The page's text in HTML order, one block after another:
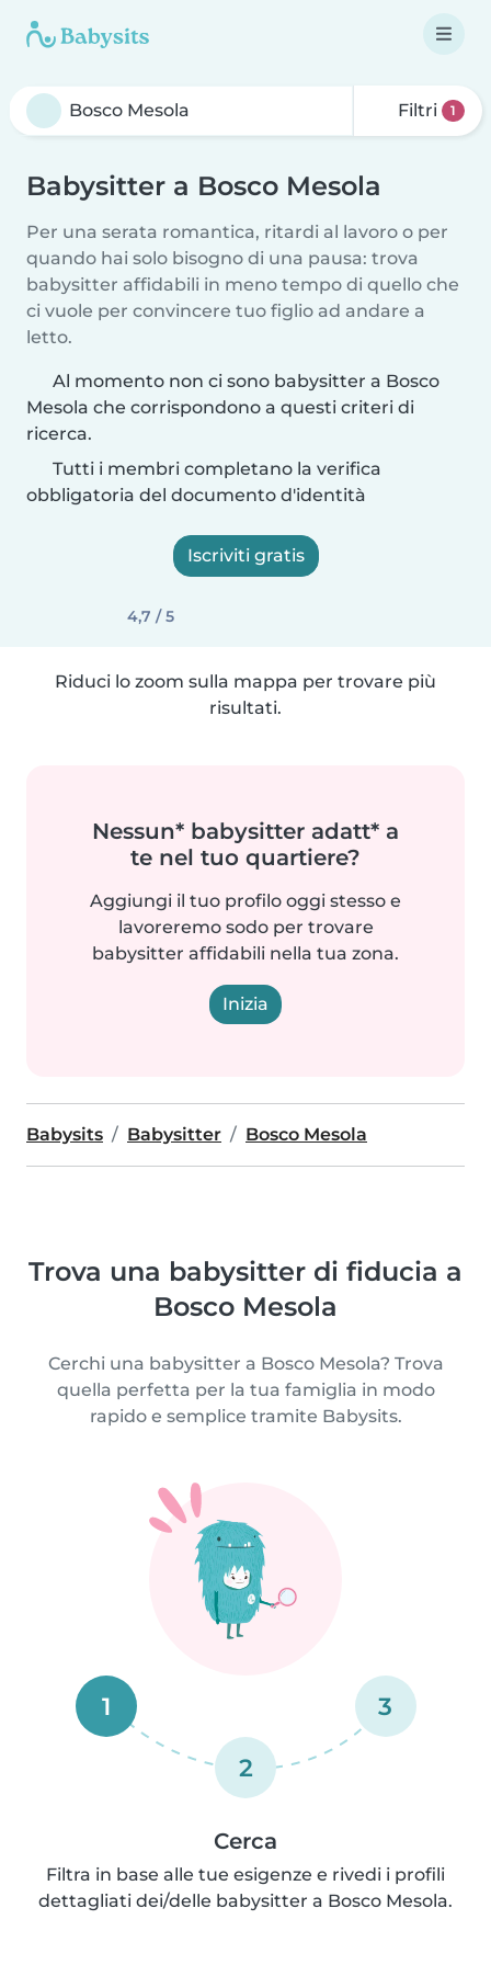
Filtri 1
Babysitter a Bosco Mesola
Per una serata romantica, ritardi al lavoro o per
quando hai solo bisogno di una pausa: trova
babysitter affidabili in meno tempo di quello che
ci vuole per convincere tuo figlio ad andare a
letto.
Al momento non ci sono babysitter a Bosco
Mesola che corrispondono a questi criteri di
ricerca.
Tutti i membri completano la verifica
obbligatoria del documento d'identità
Iscriviti gratis
4,7 / 5
Riduci lo zoom sulla mappa per trovare più
risultati.
Nessun* babysitter adatt* a
te nel tuo quartiere?
Aggiungi il tuo profilo oggi stesso e
lavoreremo sodo per trovare
babysitter affidabili nella tua zona.
Inizia
Babysits Babysitter Bosco Mesola
Trova una babysitter di fiducia a
Bosco Mesola
Cerchi una babysitter a Bosco Mesola? Trova
quella perfetta per la tua famiglia in modo
rapido e semplice tramite Babysits.
1
2
3
Cerca
Filtra in base alle tue esigenze e rivedi i profili
dettagliati dei/delle babysitter a Bosco Mesola.